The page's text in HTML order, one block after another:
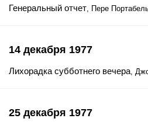
Генеральный отчет, Пере
14 декабря 1977
Лихорадка субботнего вечера,
25 декабря 1977